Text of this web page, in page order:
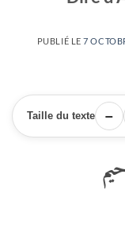
PUBLIÉ LE7
Taille du texte −